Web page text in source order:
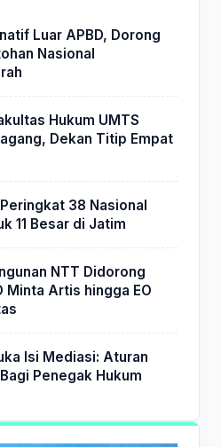
Luar APBD, Dorong
Nasional
Hukum UMTS
Dekan Titip Empat
38 Nasional
11 Besar di Jatim
NTT Didorong
Minta Artis hingga EO
Isi Mediasi: Aturan
Penegak Hukum